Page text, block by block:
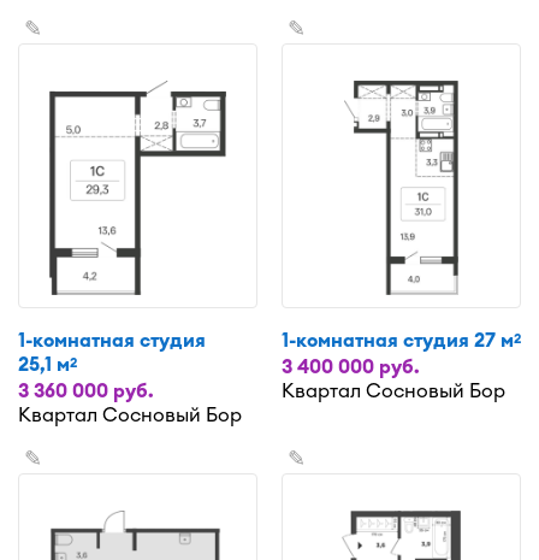
✎
1-комнатная студия
25,1 м2
3 360 000 руб.
Квартал Сосновый Бор
✎
1-комнатная студия 27 м2
3 400 000 руб.
Квартал Сосновый Бор
✎ ✎